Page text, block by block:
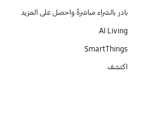
بادر بالشراء مباشرةً واحصل على المزيد
AI Living
SmartThings
اكتشف